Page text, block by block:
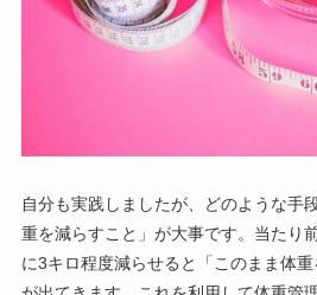
自分も実践しましたが、どのような手
重を減らすこと」が大事です。当たり
に3キロ程度減らせると「このまま体